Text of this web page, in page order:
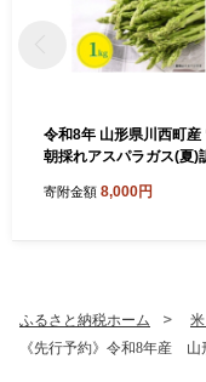
令和8年 山形県川西町産
朝採れアスパラガス(夏)
【1764660】
寄附金額 8,000円
ふるさと納税ホーム
《先行予約》令和8年産